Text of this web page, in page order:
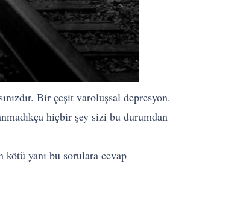
Bir çeşit varoluşsal depresyon.
hiçbir şey sizi bu durumdan
yanı bu sorulara cevap